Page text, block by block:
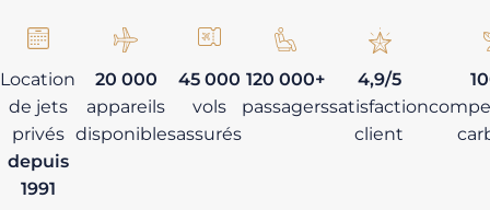
Location
de jets
privés
depuis
1991
20 000
appareils
disponibles
45 000
vols
assurés
120 000+
passagers
4,9/5
satisfaction
client